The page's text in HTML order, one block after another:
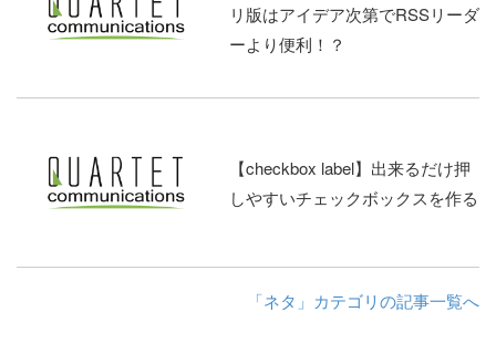
リ版はアイデア次第でRSSリーダ
ーより便利！？
【checkbox label】出来るだけ押
しやすいチェックボックスを作る
「ネタ」カテゴリの記事一覧へ